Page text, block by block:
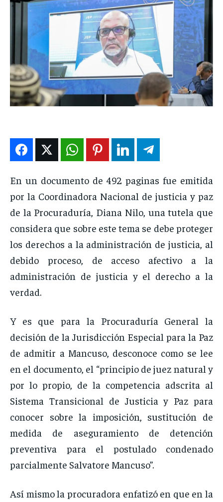
ENTRETENIMIENTO
NOSOTROS
INSTITUCIONAL
ENTRETENIMIENTO
NOSOTROS
INSTITUCIONAL
ENTRETENIMIENTO
NOSOTROS
INSTITUCIONAL
ENTRETENIMIENTO
NOSOTROS
INSTITUCIONAL
En un documento de 492 paginas fue emitida
por la Coordinadora Nacional de justicia y paz
de la Procuraduría, Diana Nilo, una tutela que
considera que sobre este tema se debe proteger
los derechos a la administración de justicia, al
debido proceso, de acceso afectivo a la
administración de justicia y el derecho a la
verdad.
Y es que para la Procuraduría General la
decisión de la Jurisdicción Especial para la Paz
de admitir a Mancuso, desconoce como se lee
en el documento, el “principio de juez natural y
por lo propio, de la competencia adscrita al
Sistema Transicional de Justicia y Paz para
conocer sobre la imposición, sustitución de
medida de aseguramiento de detención
preventiva para el postulado condenado
parcialmente Salvatore Mancuso”.
Así mismo la procuradora enfatizó en que en la